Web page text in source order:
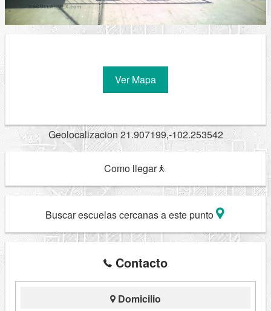
Ver Mapa
Geolocalizacion 21.907199,-102.253542
Como llegar
Buscar escuelas cercanas a este punto
Contacto
Domicilio